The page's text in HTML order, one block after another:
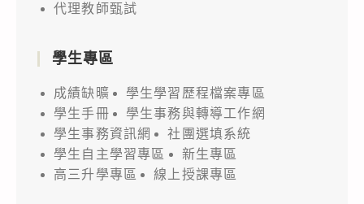
代理教師甄試
學生專區
成績缺曠
學生學習歷程檔案專區
學生手冊
學生事務與轉導工作網
學生事務資訊網
社團選填系統
學生自主學習專區
新生專區
高三升學專區
線上授課專區